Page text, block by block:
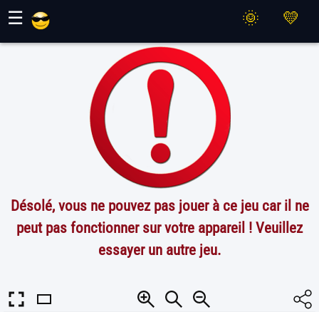
☰
Désolé, vous ne pouvez pas jouer à ce jeu car il ne
peut pas fonctionner sur votre appareil ! Veuillez
essayer un autre jeu.